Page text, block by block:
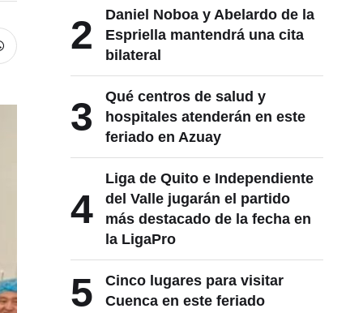
2
Daniel Noboa y Abelardo de la
Espriella mantendrá una cita
bilateral
3
Qué centros de salud y
hospitales atenderán en este
feriado en Azuay
4
Liga de Quito e Independiente
del Valle jugarán el partido
más destacado de la fecha en
la LigaPro
5
Cinco lugares para visitar
Cuenca en este feriado